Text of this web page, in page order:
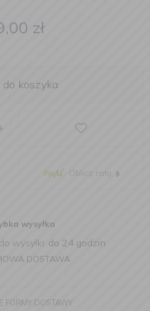
zł
do koszyka
+
wysyłka
wysyłki: do 24 godzin
DOSTAWA
FORMY DOSTAWY